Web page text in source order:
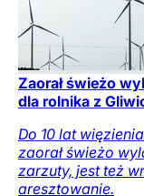
Zaorał świeżo
dla rolnika z
Do 10 lat
zaorał świeżo
zarzuty, jest też
aresztowanie.